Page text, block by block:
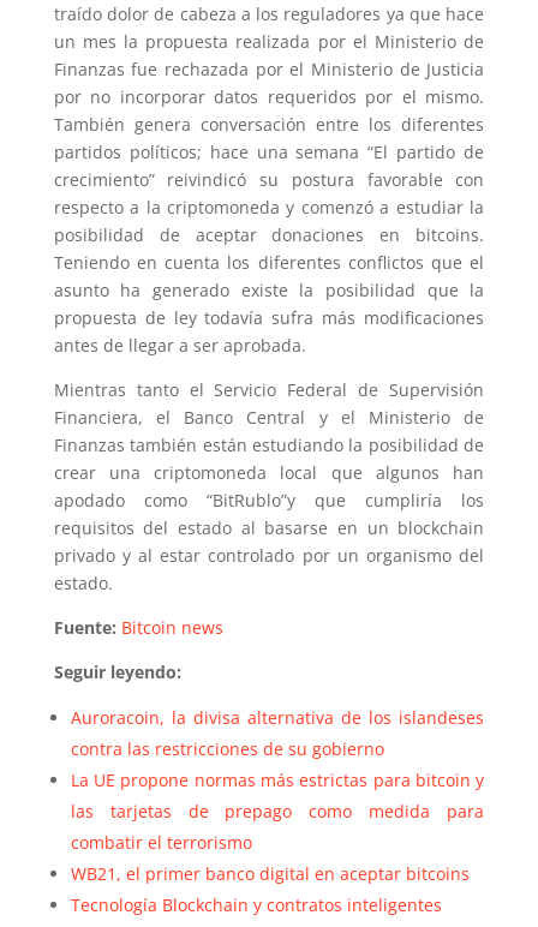
traído dolor de cabeza a los reguladores ya que hace
un mes la propuesta realizada por el Ministerio de
Finanzas fue rechazada por el Ministerio de Justicia
por no incorporar datos requeridos por el mismo.
También genera conversación entre los diferentes
partidos políticos; hace una semana “El partido de
crecimiento” reivindicó su postura favorable con
respecto a la criptomoneda y comenzó a estudiar la
posibilidad de aceptar donaciones en bitcoins.
Teniendo en cuenta los diferentes conflictos que el
asunto ha generado existe la posibilidad que la
propuesta de ley todavía sufra más modificaciones
antes de llegar a ser aprobada.
Mientras tanto el Servicio Federal de Supervisión
Financiera, el Banco Central y el Ministerio de
Finanzas también están estudiando la posibilidad de
crear una criptomoneda local que algunos han
apodado como “BitRublo”y que cumpliría los
requisitos del estado al basarse en un blockchain
privado y al estar controlado por un organismo del
estado.
Fuente: Bitcoin news
Seguir leyendo:
Auroracoin, la divisa alternativa de los islandeses
contra las restricciones de su gobierno
La UE propone normas más estrictas para bitcoin y
las tarjetas de prepago como medida para
combatir el terrorismo
WB21, el primer banco digital en aceptar bitcoins
Tecnología Blockchain y contratos inteligentes